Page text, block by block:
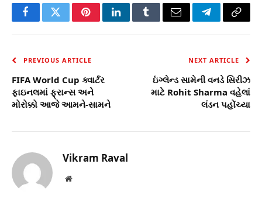
FacebookTwitterPinterestLinkedInTumblrEmail TelegramCopy
PREVIOUS ARTICLE
FIFA World Cup ક્વાર્ટર
ફાઇનલમાં ફ્રાન્સ અને
મોરોક્કો આજે આમને-સામને
NEXT ARTICLE
ઇંગ્લેન્ડ સામેની વનડે સિરીઝ
માટે Rohit Sharma વહેલાં
લંડન પહોંચ્યા
Vikram Raval
Website